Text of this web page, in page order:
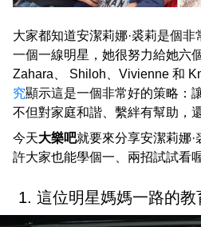
大家都知道安潔莉娜·裘莉是個
一個一線明星，她很努力給她六
Zahara、 Shiloh、Vivienne 和
究顯示這是一個非常好的策略：
不但對家庭和諧、繫絆有幫助，
今天大樂吧就要來分享安潔莉娜
許大家也能學個一、兩招試試看
1. 這位明星媽媽一路的